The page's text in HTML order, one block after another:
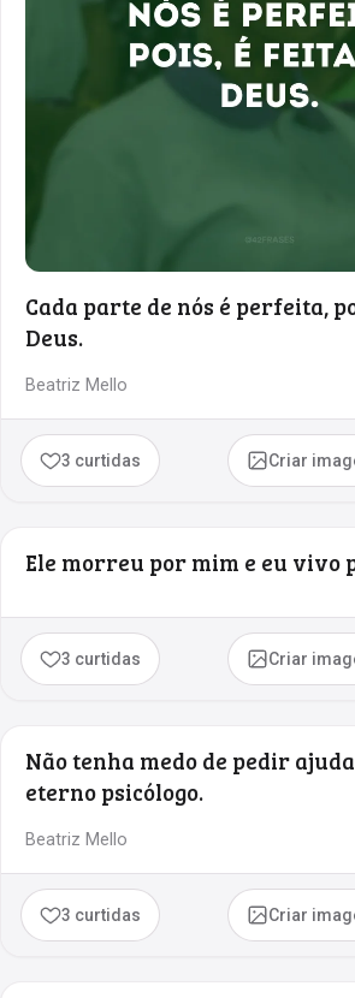
Cada parte de nós é perfeita,
Deus.
Beatriz Mello
3 curtidas Criar
Ele morreu por mim e eu vivo
3 curtidas Criar
Não tenha medo de pedir
eterno psicólogo.
Beatriz Mello
3 curtidas Criar